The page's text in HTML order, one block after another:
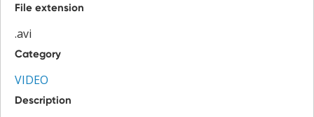
File extension
.avi
Category
VIDEO
Description